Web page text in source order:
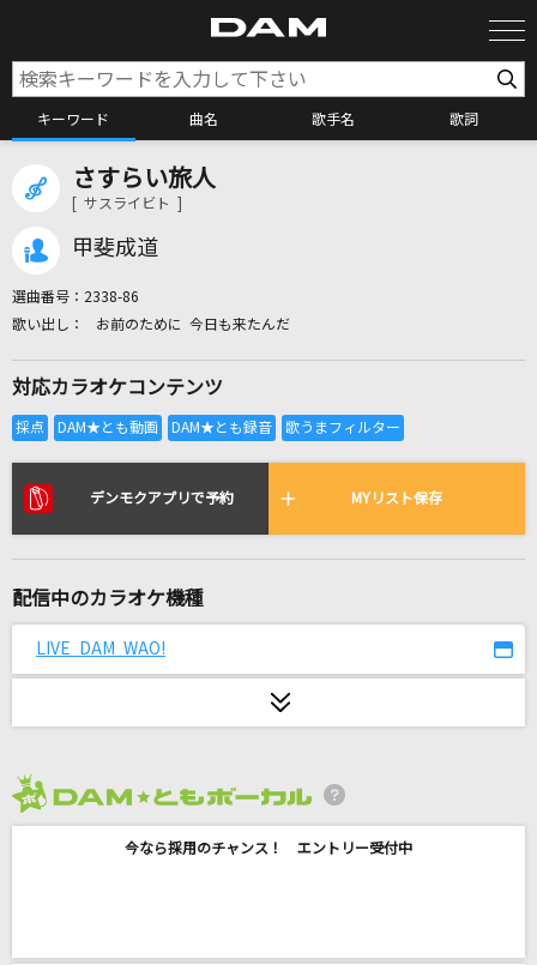
キーワード 曲名 歌手名 歌詞
カラオケ検索
全国りれき
リアルタイムで歌われている曲の一覧
[生音]果てなく続くストーリー
あいつら全員同窓会
さすらい旅人
[ サスライビト ]
甲斐成道
選曲番号： 2338-86
お前のために 今日も来たんだ
対応カラオケコンテンツ
デンモクアプリで予約 MYリスト保存
配信中のカラオケ機種
LIVE DAM WAO!
今なら採用のチャンス！ エントリー受付中